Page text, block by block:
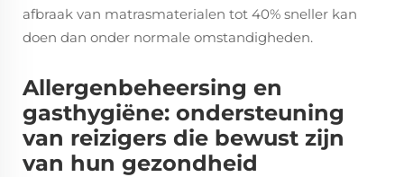
afbraak van matrasmaterialen tot 40% sneller kan
doen dan onder normale omstandigheden.
Allergenbeheersing en
gasthygiëne: ondersteuning
van reizigers die bewust zijn
van hun gezondheid